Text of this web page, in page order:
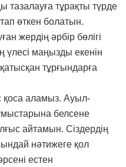
тазалауға тұрақты түрде
өткен болатын.
жердің әрбір бөлігі
үлесі маңызды екенін
тұрғындарға
қоса аламыз. Ауыл-
белсене
айтамын. Сіздердің
нәтижеге қол
естен